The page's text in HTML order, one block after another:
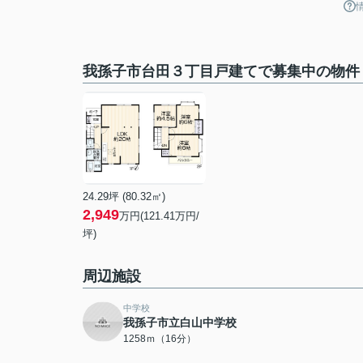
我孫子市台田３丁目戸建てで募集中の物件
24.29坪 (80.32㎡)
2,949万円(121.41万円/
坪)
周辺施設
中学校
我孫子市立白山中学校
1258ｍ（16分）